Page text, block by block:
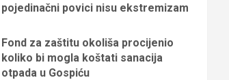
pojedinačni povici nisu ekstremizam
Fond za zaštitu okoliša procijenio
koliko bi mogla koštati sanacija
otpada u Gospiću